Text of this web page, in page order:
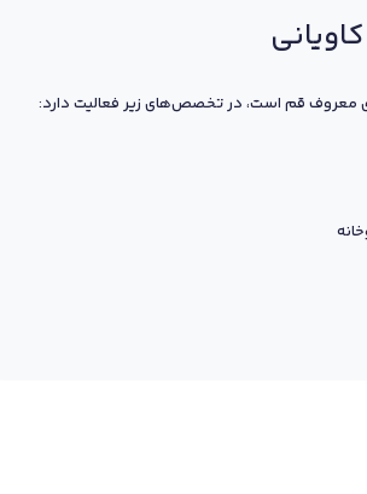
معروف قم است، در تخصص‌های زیر فعالیت دارد: